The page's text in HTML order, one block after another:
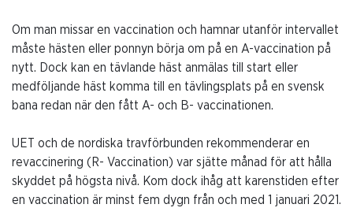
Om man missar en vaccination och hamnar utanför intervallet
måste hästen eller ponnyn börja om på en A-vaccination på
nytt. Dock kan en tävlande häst anmälas till start eller
medföljande häst komma till en tävlingsplats på en svensk
bana redan när den fått A- och B- vaccinationen.
UET och de nordiska travförbunden rekommenderar en
revaccinering (R- Vaccination) var sjätte månad för att hålla
skyddet på högsta nivå. Kom dock ihåg att karenstiden efter
en vaccination är minst fem dygn från och med 1 januari 2021.